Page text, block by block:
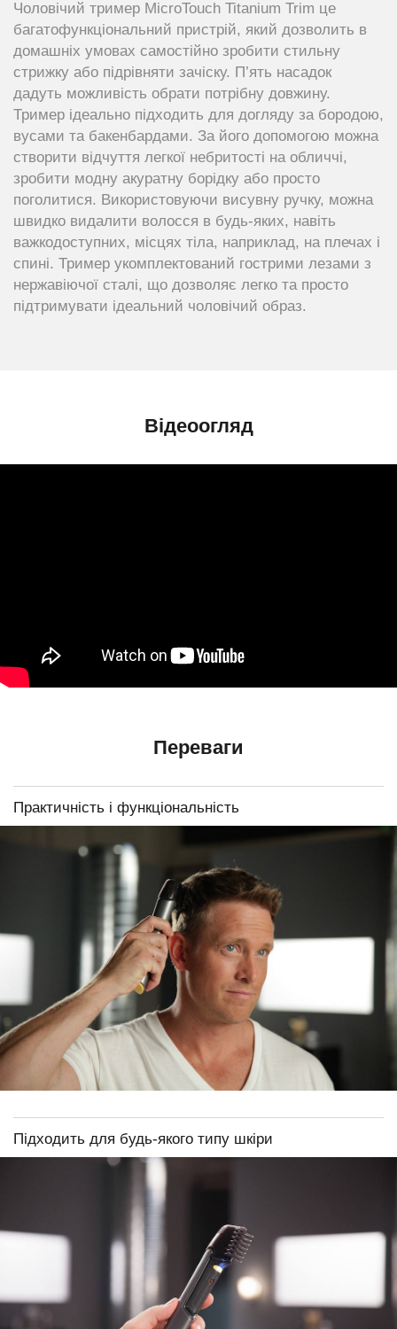
Чоловічий тример MicroTouch Titanium Trim це
багатофункціональний пристрій, який дозволить в
домашніх умовах самостійно зробити стильну
стрижку або підрівняти зачіску. П’ять насадок
дадуть можливість обрати потрібну довжину.
Тример ідеально підходить для догляду за бородою,
вусами та бакенбардами. За його допомогою можна
створити відчуття легкої небритості на обличчі,
зробити модну акуратну борідку або просто
поголитися. Використовуючи висувну ручку, можна
швидко видалити волосся в будь-яких, навіть
важкодоступних, місцях тіла, наприклад, на плечах і
спині. Тример укомплектований гострими лезами з
нержавіючої сталі, що дозволяє легко та просто
підтримувати ідеальний чоловічий образ.
Відеоогляд
Переваги
Практичність і функціональність
Підходить для будь-якого типу шкіри